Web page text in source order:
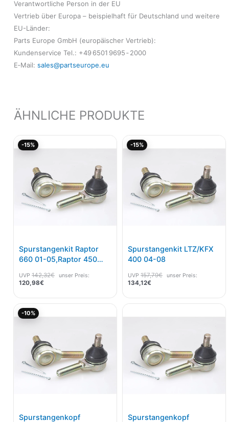
Verantwortliche Person in der EU
Vertrieb über Europa – beispielhaft für Deutschland und weitere
EU-Länder:
Parts Europe GmbH (europäischer Vertrieb):
Kundenservice Tel.: +49 6501 9695 ‑ 2000
E‑Mail: sales@partseurope.eu
ÄHNLICHE PRODUKTE
-15%
Spurstangenkit Raptor
660 01-05,Raptor 450
UVP 142,32€ unser Preis:
120,98€
-15%
Spurstangenkit LTZ/KFX
400 04-08
UVP 157,79€ unser Preis:
134,12€
-10%
Spurstangenkopf
Spurstangenkopf